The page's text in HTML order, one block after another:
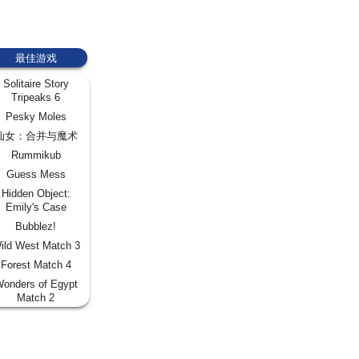
最佳游戏
Solitaire Story
Tripeaks 6
Pesky Moles
女：合并与魔术
Rummikub
Guess Mess
Hidden Object:
Emily's Case
Bubblez!
West Match 3
Forest Match 4
of Egypt
Match 2